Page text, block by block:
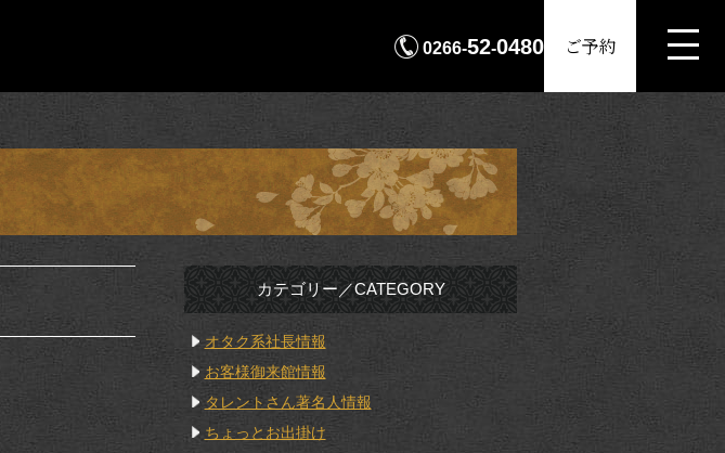
0266-52-0480 ご予約
カテゴリー／CATEGORY
オタク系社長情報
お客様御来館情報
タレントさん著名人情報
ちょっとお出掛け